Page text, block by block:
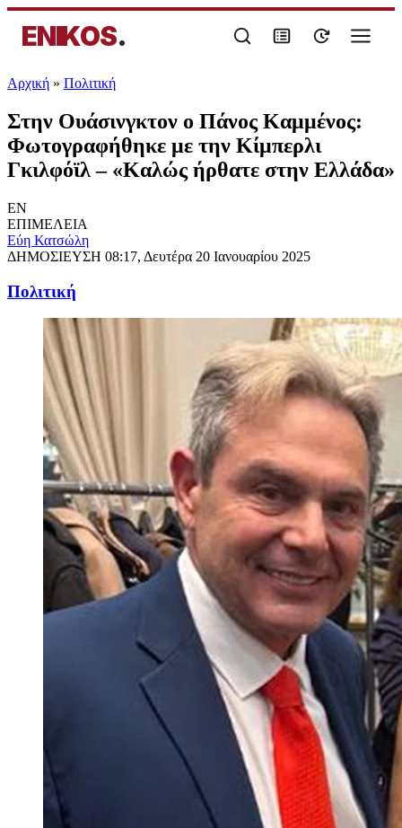
ENIKOS.
Αρχική » Πολιτική
Στην Ουάσινγκτον ο Πάνος Καμμένος:
Φωτογραφήθηκε με την Κίμπερλι
Γκιλφόϊλ – «Καλώς ήρθατε στην Ελλάδα»
EN
ΕΠΙΜΕΛΕΙΑ
Εύη Κατσώλη
ΔΗΜΟΣΙΕΥΣΗ 08:17, Δευτέρα 20 Ιανουαρίου 2025
Πολιτική